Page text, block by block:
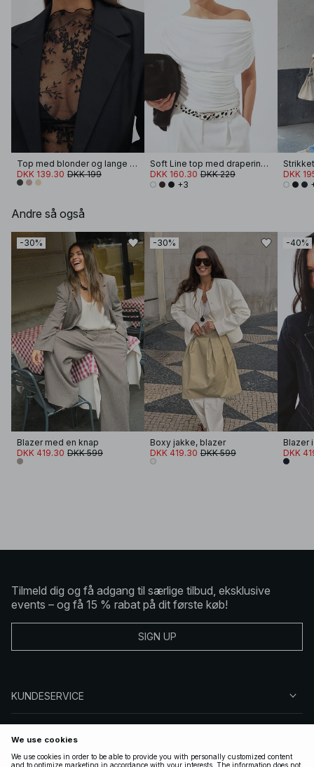
Top med blonder og lange ærmer
DKK 139.30 DKK 199
Soft Line top med draperinger
DKK 160.30 DKK 229
+3
DKK
Andre så også
-30%
Blazer med en knap
DKK 419.30 DKK 599
-30%
Boxy jakke, blazer
DKK 419.30 DKK 599
-40%
Blazer
DKK
Tilmeld dig og få adgang til særlige tilbud, eksklusive
events – og få 15 % rabat på dit første køb!
SIGN UP
KUNDESERVICE